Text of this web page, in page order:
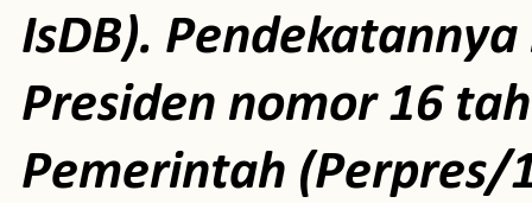
IsDB).
Presiden nomor 16
Pemerintah (Perpres/